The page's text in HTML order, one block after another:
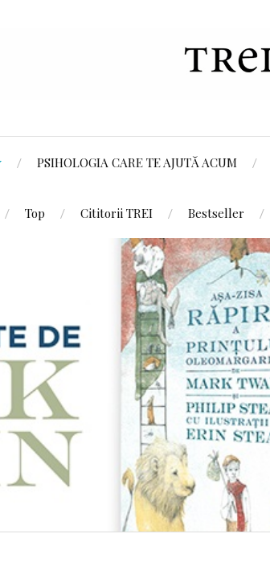
PSIHOLOGIA CARE TE AJUTĂ ACUM
Top Cititorii TREI Bestseller